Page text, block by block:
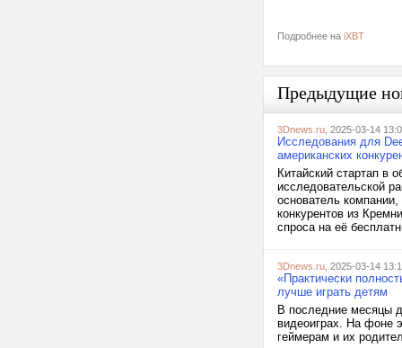
Подробнее на iXBT
Предыдущие
3Dnews.ru , 2025-03-14
Исследования для
американских
Китайский стартап в
исследовательской
основатель
конкурентов из
спроса на её
3Dnews.ru , 2025-03-14
«Практически
лучше играть детям
В последние месяцы
видеоиграх. На фоне
геймерам и их